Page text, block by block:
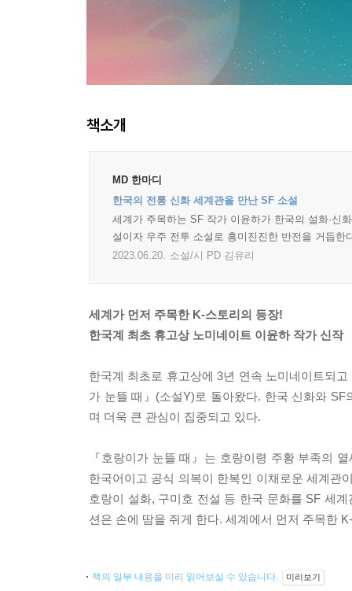
책소개
MD 한마디
한국의 전통 신화 세계관을 만난 SF 소설
세계가 주목하는 SF 작가 이윤하가 한국의 설화·신
설이자 우주 전투 소설로 흥미진진한 반전을 거듭
2023.06.20. 소설/시 PD 김유리
세계가 먼저 주목한 K-스토리의 등장!
한국계 최초 휴고상 노미네이트 이윤하 작가 신작
한국계 최초로 휴고상에 3년 연속 노미네이트되
가 눈뜰 때』(소설Y)로 돌아왔다. 한국 신화와
며 더욱 큰 관심이 집중되고 있다.
『호랑이가 눈뜰 때』는 호랑이령 주황 부족의
한국어이고 공식 의복이 한복인 이채로운 세계관
호랑이 설화, 구미호 전설 등 한국 문화를 SF 세
션은 손에 땀을 쥐게 한다. 세계에서 먼저 주목한
책의 일부 내용을 미리 읽어보실 수 있습니다. 미리보기